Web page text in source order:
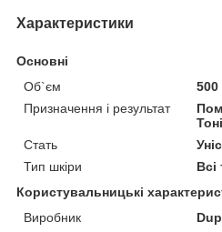
Характеристики
Основні
Об`єм
500
Призначення і результат
Стать
Тип шкіри
Всі
Користувальницькі
Виробник